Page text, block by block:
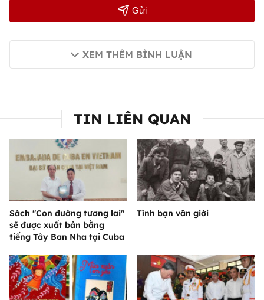
Gửi
XEM THÊM BÌNH LUẬN
TIN LIÊN QUAN
Sách "Con đường tương lai"
sẽ được xuất bản bằng
tiếng Tây Ban Nha tại Cuba
Tình bạn văn giới